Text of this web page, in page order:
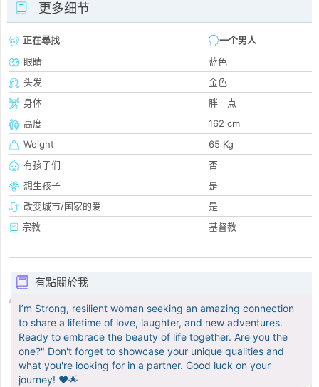
更多细节
正在尋找
一个男人
眼睛
蓝色
头发
金色
身体
胖一点
高度
162 cm
Weight
65 Kg
有孩子们
否
想生孩子
是
改变城市/国家的爱
是
宗教
基督教
有點關於我
I’m Strong, resilient woman seeking an amazing connection
to share a lifetime of love, laughter, and new adventures.
Ready to embrace the beauty of life together. Are you the
one?" Don't forget to showcase your unique qualities and
what you're looking for in a partner. Good luck on your
journey! ❤️🌟